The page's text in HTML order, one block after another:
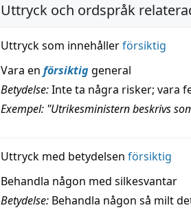
Uttryck och ordspråk
Uttryck som innehållerförsiktig
Vara en försiktiggeneral
Betydelse:Inte ta några risker; vara
Exempel: "Utrikesministern beskrivs
Uttryck med betydelsen försiktig
Behandla någon med silkesvantar
Betydelse: Behandla någon så milt